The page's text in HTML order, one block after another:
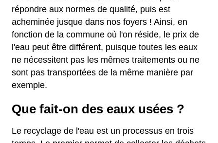
répondre aux normes de qualité, puis est
acheminée jusque dans nos foyers ! Ainsi, en
fonction de la commune où l'on réside, le prix de
l'eau peut être différent, puisque toutes les eaux
ne nécessitent pas les mêmes traitements ou ne
sont pas transportées de la même manière par
exemple.
Que fait-on des eaux usées ?
Le recyclage de l'eau est un processus en trois